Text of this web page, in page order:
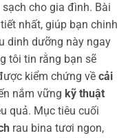
cho gia đình. Bài
nhất, giúp bạn chinh
dinh dưỡng này ngay
tôi tin rằng bạn sẽ
kiểm chứng về cải
nắm vững kỹ thuật
quả. Mục tiêu cuối
rau bina tươi ngon,